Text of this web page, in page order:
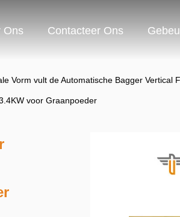
Ons Contacteer Ons
Vorm vult de Automatische Bagger
voor Graanpoeder